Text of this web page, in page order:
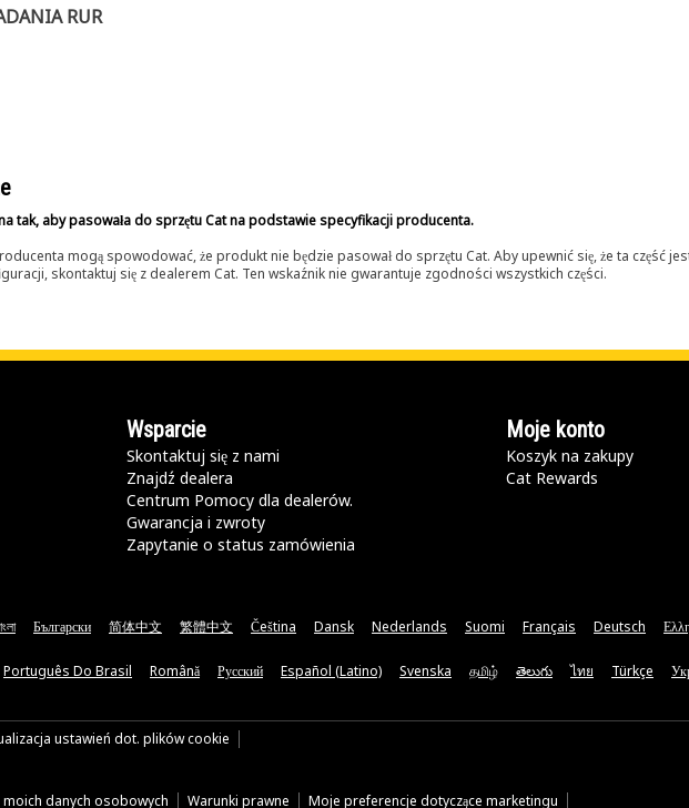
RUR
tak, aby pasowała do sprzętu Cat na podstawie specyfikacji producenta.
mogą spowodować, że produkt nie będzie pasował do sprzętu Cat. Aby upewnić się, że ta część
skontaktuj się z dealerem Cat. Ten wskaźnik nie gwarantuje zgodności wszystkich części.
Wsparcie
Skontaktuj się z nami
Znajdź dealera
Centrum Pomocy dla dealerów.
Gwarancja i zwroty
Zapytanie o status zamówienia
Moje konto
Koszyk na zakupy
Cat Rewards
Български 简体中文 繁體中文 Čeština Dansk Nederlands Suomi Français Deutsch
Português Do Brasil Română Русский Español (Latino) Svenska தமிழ் తెలుగు ไทย Türkçe
ustawień dot. plików cookie
danych osobowych Warunki prawne Moje preferencje dotyczące marketingu